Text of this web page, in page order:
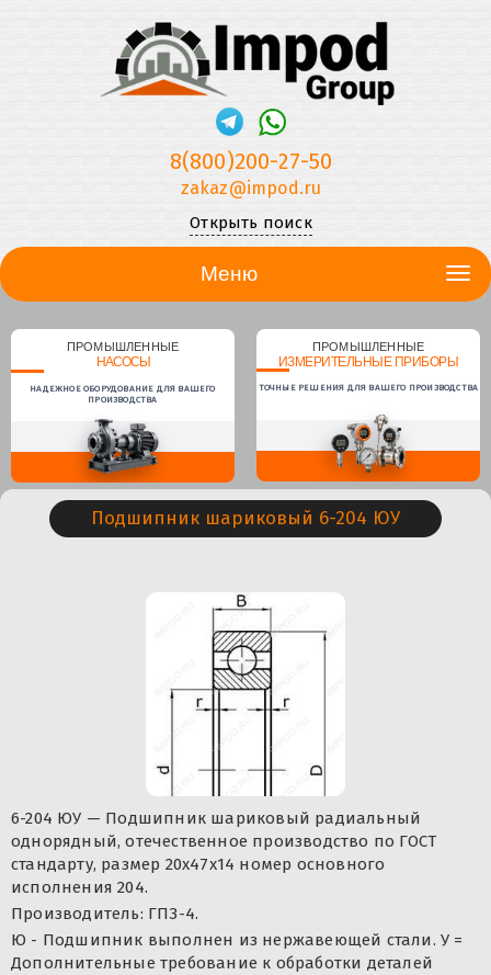
8(800)200-27-50
zakaz@impod.ru
Открыть поиск
Меню
ПРОМЫШЛЕННЫЕ
НАСОСЫ
НАДЕЖНОЕ ОБОРУДОВАНИЕ ДЛЯ ВАШЕГО
ПРОИЗВОДСТВА
ПРОМЫШЛЕННЫЕ
ИЗМЕРИТЕЛЬНЫЕ ПРИБОРЫ
ТОЧНЫЕ РЕШЕНИЯ ДЛЯ ВАШЕГО ПРОИЗВОДСТВА
Подшипник шариковый 6-204 ЮУ
6-204 ЮУ — Подшипник шариковый радиальный
однорядный, отечественное производство по ГОСТ
стандарту, размер 20x47x14 номер основного
исполнения 204.
Производитель: ГПЗ-4.
Ю - Подшипник выполнен из нержавеющей стали. У =
Дополнительные требование к обработки деталей